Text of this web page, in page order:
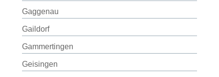
Gaggenau
Gaildorf
Gammertingen
Geisingen